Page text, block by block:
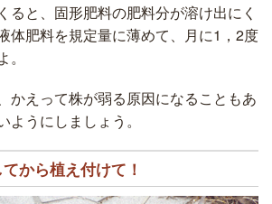
ると、固形肥料の肥料分が溶け出にく
体肥料を規定量に薄めて、月に1，2度
かえって株が弱る原因になることもあ
ようにしましょう。
から植え付けて！